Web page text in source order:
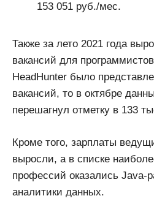
153 051 руб./мес.
Также за лето 2021 года
вакансий для
HeadHunter было
вакансий, то в октябре
перешагнул отметку в 133
Кроме того, зарплаты
выросли, а в списке
профессий оказались Java-
аналитики данных.